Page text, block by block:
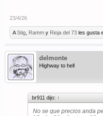
23/4/26
AStig Ramm y Rioja del 73 les gusta
delmonte
Highway to hell
br911 dijo: ↑
No se que precios anda